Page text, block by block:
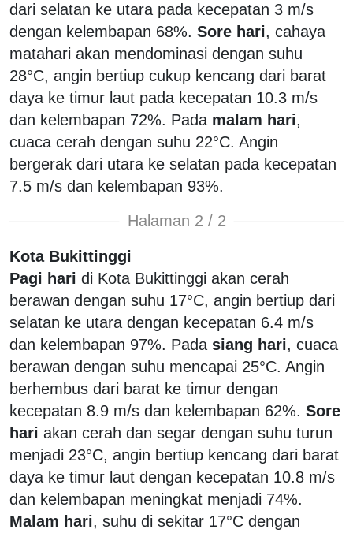
dari selatan ke utara pada kecepatan 3 m/s
dengan kelembapan 68%. Sore hari, cahaya
matahari akan mendominasi dengan suhu
28°C, angin bertiup cukup kencang dari barat
daya ke timur laut pada kecepatan 10.3 m/s
dan kelembapan 72%. Pada malam hari,
cuaca cerah dengan suhu 22°C. Angin
bergerak dari utara ke selatan pada kecepatan
7.5 m/s dan kelembapan 93%.
Halaman 2 / 2
Kota Bukittinggi
Pagi hari di Kota Bukittinggi akan cerah
berawan dengan suhu 17°C, angin bertiup dari
selatan ke utara dengan kecepatan 6.4 m/s
dan kelembapan 97%. Pada siang hari, cuaca
berawan dengan suhu mencapai 25°C. Angin
berhembus dari barat ke timur dengan
kecepatan 8.9 m/s dan kelembapan 62%. Sore
hari akan cerah dan segar dengan suhu turun
menjadi 23°C, angin bertiup kencang dari barat
daya ke timur laut dengan kecepatan 10.8 m/s
dan kelembapan meningkat menjadi 74%.
Malam hari, suhu di sekitar 17°C dengan